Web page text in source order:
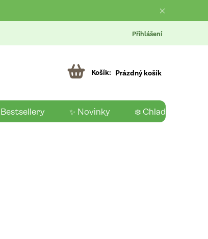
Přihlášení
Prázdný košík
Bestsellery ✨ Novinky ❄️ Chladící